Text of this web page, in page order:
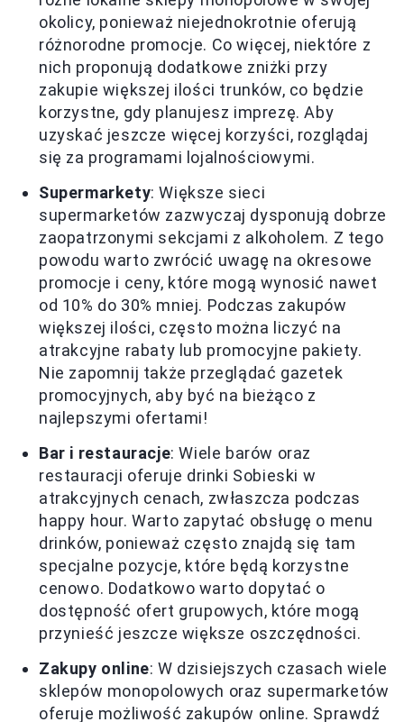
okolicy, ponieważ niejednokrotnie oferują
różnorodne promocje. Co więcej, niektóre z
nich proponują dodatkowe zniżki przy
zakupie większej ilości trunków, co będzie
korzystne, gdy planujesz imprezę. Aby
uzyskać jeszcze więcej korzyści, rozglądaj
się za programami lojalnościowymi.
Supermarkety: Większe sieci
supermarketów zazwyczaj dysponują dobrze
zaopatrzonymi sekcjami z alkoholem. Z tego
powodu warto zwrócić uwagę na okresowe
promocje i ceny, które mogą wynosić nawet
od 10% do 30% mniej. Podczas zakupów
większej ilości, często można liczyć na
atrakcyjne rabaty lub promocyjne pakiety.
Nie zapomnij także przeglądać gazetek
promocyjnych, aby być na bieżąco z
najlepszymi ofertami!
Bar i restauracje: Wiele barów oraz
restauracji oferuje drinki Sobieski w
atrakcyjnych cenach, zwłaszcza podczas
happy hour. Warto zapytać obsługę o menu
drinków, ponieważ często znajdą się tam
specjalne pozycje, które będą korzystne
cenowo. Dodatkowo warto dopytać o
dostępność ofert grupowych, które mogą
przynieść jeszcze większe oszczędności.
Zakupy online: W dzisiejszych czasach wiele
sklepów monopolowych oraz supermarketów
oferuje możliwość zakupów online. Sprawdź